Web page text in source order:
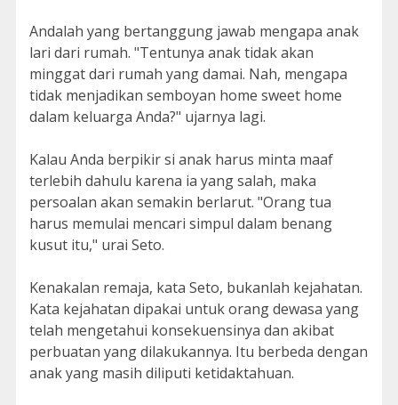
Andalah yang bertanggung jawab mengapa anak
lari dari rumah. "Tentunya anak tidak akan
minggat dari rumah yang damai. Nah, mengapa
tidak menjadikan semboyan home sweet home
dalam keluarga Anda?" ujarnya lagi.
Kalau Anda berpikir si anak harus minta maaf
terlebih dahulu karena ia yang salah, maka
persoalan akan semakin berlarut. "Orang tua
harus memulai mencari simpul dalam benang
kusut itu," urai Seto.
Kenakalan remaja, kata Seto, bukanlah kejahatan.
Kata kejahatan dipakai untuk orang dewasa yang
telah mengetahui konsekuensinya dan akibat
perbuatan yang dilakukannya. Itu berbeda dengan
anak yang masih diliputi ketidaktahuan.